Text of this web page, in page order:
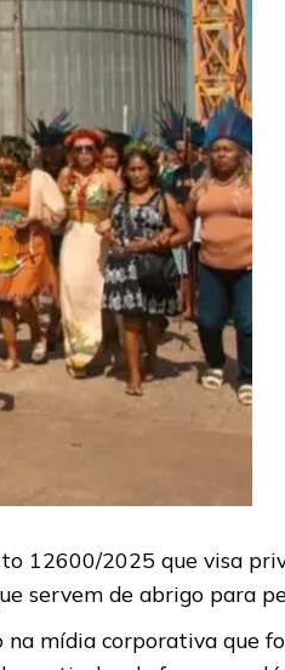
12600/2025 que visa
servem de abrigo para
mídia corporativa que